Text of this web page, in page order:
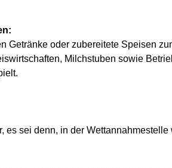
Getränke oder zubereitete Speisen
Milchstuben sowie
sei denn, in der